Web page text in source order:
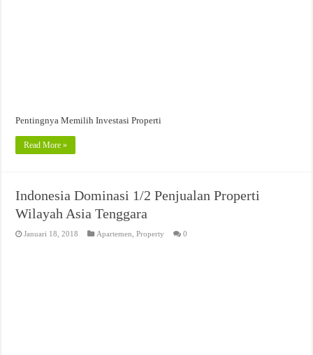
Pentingnya Memilih Investasi Properti
Read More »
Indonesia Dominasi 1/2 Penjualan Properti
Wilayah Asia Tenggara
Januari 18, 2018 Apartemen ,Property 0